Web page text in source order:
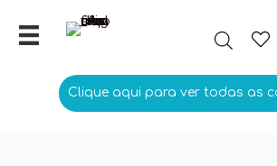
Clique aqui para ver todas as